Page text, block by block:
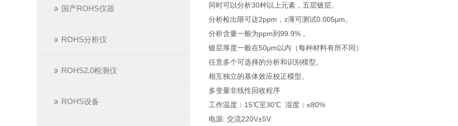
国产ROHS仪器
ROHS分析仪
ROHS2.0检测仪
ROHS设备
同时可以分析30种以上元素，五层镀层。
分析检出限可达2ppm，z薄可测试0.005μm。
分析含量一般为ppm到99.9% 。
镀层厚度一般在50μm以内（每种材料有所不同）
任意多个可选择的分析和识别模型。
相互独立的基体效应校正模型。
多变量非线性回收程序
工作温度：15℃至30℃ 湿度：≤80%
电源: 交流220V±5V